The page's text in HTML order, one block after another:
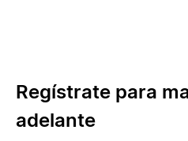
Regístrate para
adelante